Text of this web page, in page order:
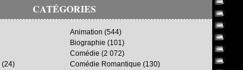
CATÉGORIES
Animation (544)
Biographie (101)
Comédie (2 072)
(24) Comédie Romantique (130)